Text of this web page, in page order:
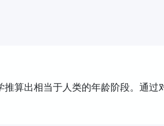
算出相当于人类的年龄阶段。通过